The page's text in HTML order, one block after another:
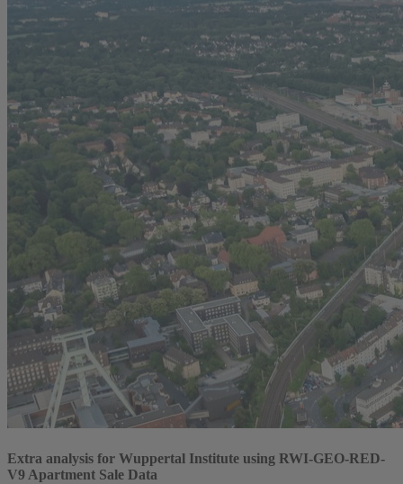
Extra analysis for Wuppertal Institute using RWI-GEO-RED-
V9 Apartment Sale Data